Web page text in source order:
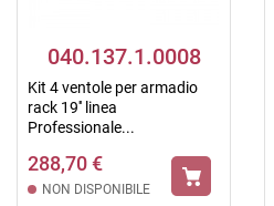
040.137.1.0008
Kit 4 ventole per armadio
rack 19'' linea
Professionale...
288,70 €
NON DISPONIBILE